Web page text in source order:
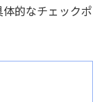
的なチェックポ